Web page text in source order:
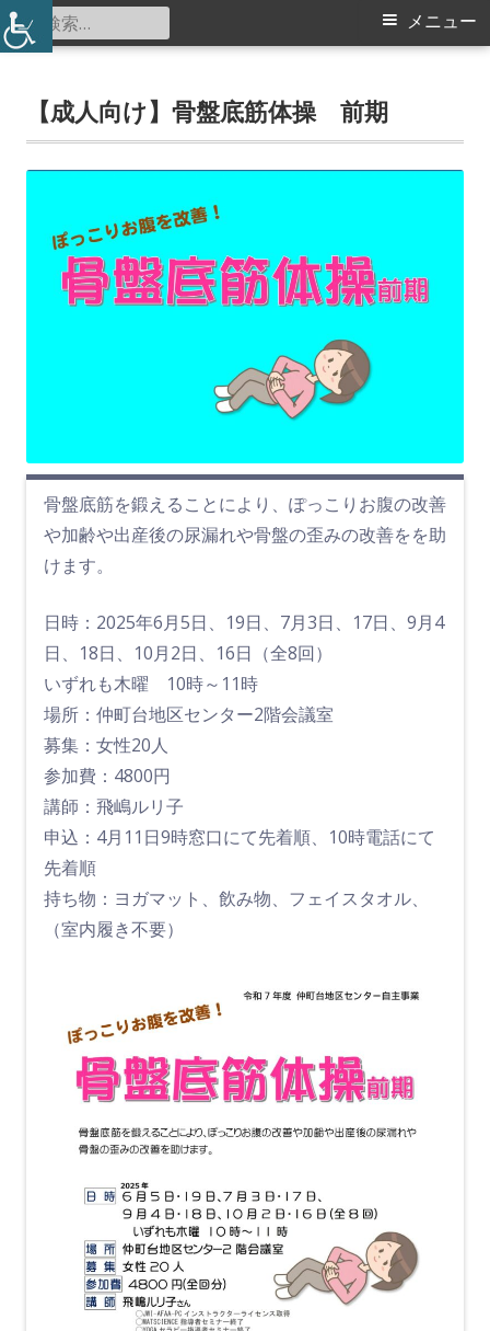
コ
ン
仲町台地区センター
メ
メニュー
検
索:
【成人向け】骨盤底筋体操 前期
骨盤底筋を鍛えることにより、ぽっこりお腹の改善
や加齢や出産後の尿漏れや骨盤の歪みの改善をを助
けます。
日時：2025年6月5日、19日、7月3日、17日、9月4
日、18日、10月2日、16日（全8回）
いずれも木曜 10時～11時
場所：仲町台地区センター2階会議室
募集：女性20人
参加費：4800円
講師：飛嶋ルリ子
申込：4月11日9時窓口にて先着順、10時電話にて
先着順
持ち物：ヨガマット、飲み物、フェイスタオル、
（室内履き不要）